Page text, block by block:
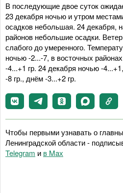
В последующие двое суток
23 декабря ночью и утром
осадков небольшая. 24 декабря,
районов небольшие осадки.
слабого до умеренного.
ночью -2...-7, в восточных
-4...+1 гр. 24 декабря ночью -
-8 гр., днём -3...+2 гр.
Чтобы первыми узнавать о
Ленинградской области -
Telegram и в Maх